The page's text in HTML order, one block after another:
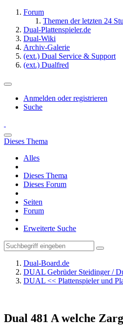
Forum
Themen der letzten 24
Dual-Plattenspieler.de
Dual-Wiki
Archiv-Galerie
(ext.) Dual Service & Support
(ext.) Dualfred
Anmelden oder registrieren
Suche
Dieses Thema
Alles
Dieses Thema
Dieses Forum
Seiten
Forum
Erweiterte Suche
Dual-Board.de
DUAL Gebrüder Steidinger /
DUAL << Plattenspieler und
Dual 481 A welche